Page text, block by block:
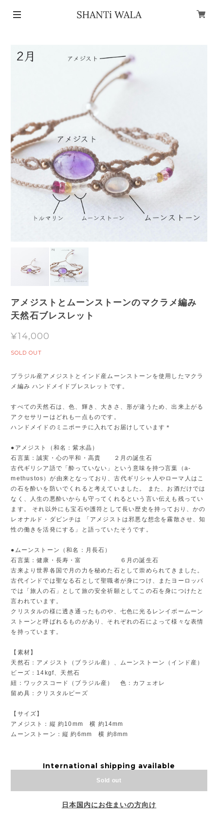
アメジストとムーンストーンのマクラメ編み
天然石ブレスレット
¥14,000
SOLD OUT
ブラジル産アメジストとインド産ムーンストーンを使用したマクラ
メ編み ハンドメイドブレスレットです。
すべての天然石は、色、輝き、大きさ、形が違うため、出来上がる
アクセサリーはどれも一点ものです。
ハンドメイドのミニポーチに入れてお届けしています＊
●アメジスト（和名：紫水晶）
石言葉：誠実・心の平和・高貴 ２月の誕生石
古代ギリシア語で「酔っていない」という意味を持つ言葉（a-
methustos）が由来となっており、古代ギリシャ人やローマ人はこ
の石を酔いを防いでくれると考えていました。 また、お酒だけでは
なく、人生の悪酔いからも守ってくれるという言い伝えも残ってい
ます。 それ以外にも宝石や護符として長い歴史を持っており、かの
レオナルド・ダビンチは 「アメジストは邪悪な想念を霧散させ、知
性の働きを活発にする」と語っていたそうです。
●ムーンストーン（和名：月長石）
石言葉：健康・長寿・富 ６月の誕生石
古来より世界各国で月の力を秘めた石として崇められてきました。
古代インドでは聖なる石として聖職者が身につけ、またヨーロッパ
では「旅人の石」として旅の安全祈願としてこの石を身につけたと
言われています。
クリスタルの様に透き通ったものや、七色に光るレンイボームーン
ストーンと呼ばれるものがあり、それぞれの石によって様々な表情
を持っています。
【素材】
天然石：アメジスト（ブラジル産）、ムーンストーン（インド産）
ビーズ：14kgf、天然石
紐：ワックスコード（ブラジル産） 色：カフェオレ
留め具：クリスタルビーズ
【サイズ】
アメジスト：縦 約10mm 横 約14mm
ムーンストーン：縦 約6mm 横 約8mm
International shipping available
Sold out
日本国内にお住まいの方向け